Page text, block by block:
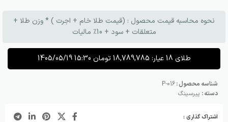
نحوه محاسبه قیمت محصول : (قیمت طلا خام + اجرت ) * وزن طلا +
متعلقات + سود + 10٪ مالیات
طلای 18 عیار: 18,789,785تومان 1405/05/19 15:30
شناسه محصول :P-016
دسته : پیرسینگ
اشتراک گذاری :